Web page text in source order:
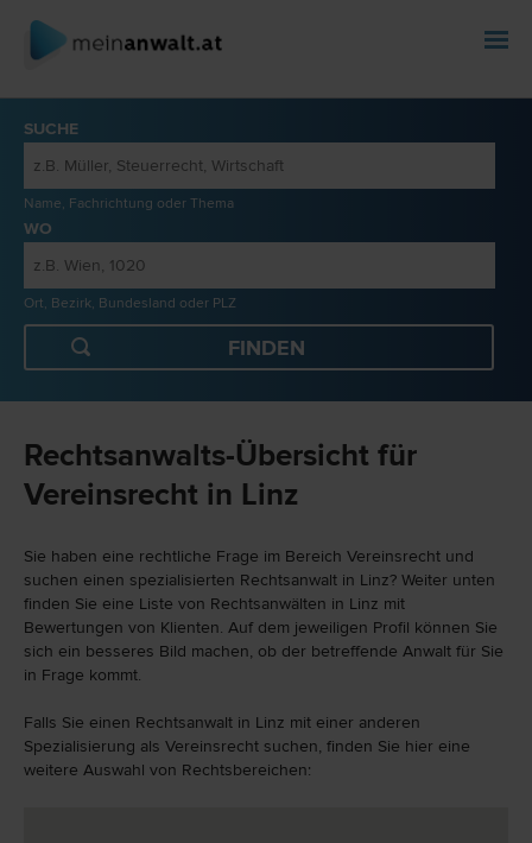
SUCHE
Name, Fachrichtung oder Thema
WO
Ort, Bezirk, Bundesland oder PLZ
Rechtsanwalts-Übersicht für
Vereinsrecht in Linz
Sie haben eine rechtliche Frage im Bereich Vereinsrecht und
suchen einen spezialisierten Rechtsanwalt in Linz? Weiter unten
finden Sie eine Liste von Rechtsanwälten in Linz mit
Bewertungen von Klienten. Auf dem jeweiligen Profil können Sie
sich ein besseres Bild machen, ob der betreffende Anwalt für Sie
in Frage kommt.
Falls Sie einen Rechtsanwalt in Linz mit einer anderen
Spezialisierung als Vereinsrecht suchen, finden Sie hier eine
weitere Auswahl von Rechtsbereichen: